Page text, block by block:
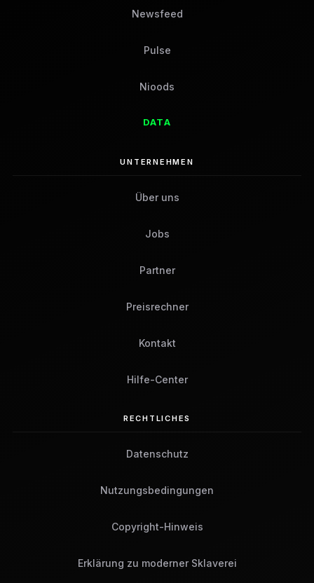
Newsfeed
Pulse
Nioods
DATA
UNTERNEHMEN
Über uns
Jobs
Partner
Preisrechner
Kontakt
Hilfe-Center
RECHTLICHES
Datenschutz
Nutzungsbedingungen
Copyright-Hinweis
Erklärung zu moderner Sklaverei